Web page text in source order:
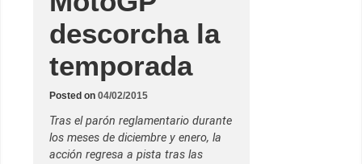
descorcha la
temporada
Posted on 04/02/2015
Tras el parón reglamentario durante
los meses de diciembre y enero, la
acción regresa a pista tras las